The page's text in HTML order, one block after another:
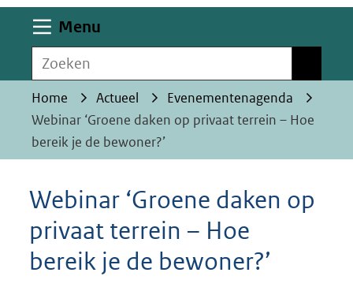
worden
toegestaan
geweigerd.
Menu
Zoeken
Home Actueel
Evenementenagenda
Webinar ‘Groene daken op privaat terrein – Hoe
bereik je de bewoner?’
Webinar ‘Groene daken op
privaat terrein – Hoe
bereik je de bewoner?’